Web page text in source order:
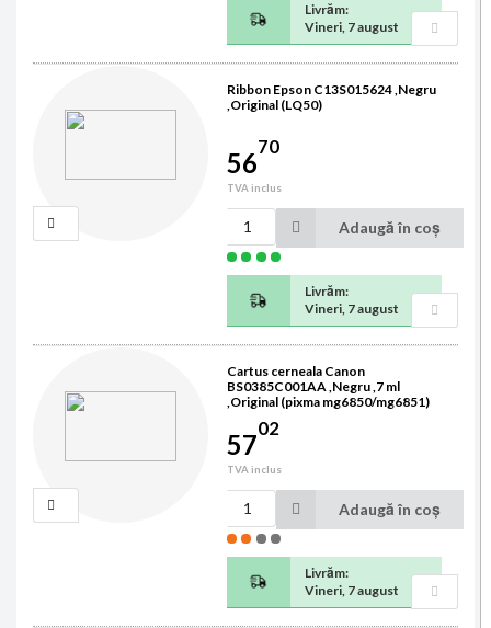
Livrăm:
Vineri, 7 august
Ribbon Epson C13S015624 ,Negru
,Original (LQ50)
5670
TVA inclus
Adaugă în coș
Livrăm:
Vineri, 7 august
Cartus cerneala Canon
BS0385C001AA ,Negru ,7 ml
,Original (pixma mg6850/mg6851)
5702
TVA inclus
Adaugă în coș
Livrăm:
Vineri, 7 august